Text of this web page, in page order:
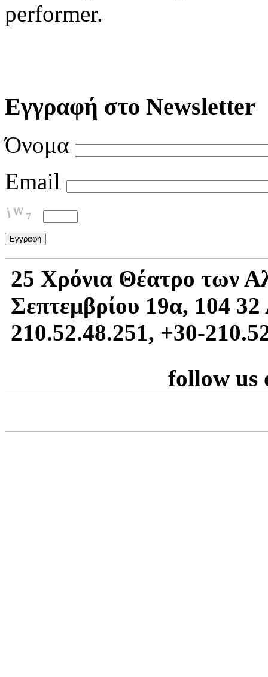
performer.
Εγγραφή στο Newsletter
Όνομα
Email
25 Χρόνια Θέατρο των
Σεπτεμβρίου 19α, 104
210.52.48.251, +30-
follow us